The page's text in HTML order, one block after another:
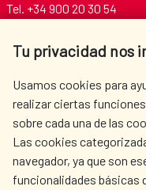
Tu privacidad nos
Usamos cookies para
realizar ciertas
sobre cada una de las
Las cookies
navegador, ya que son
funcionalidades básicas
Tel. +34 900 20 30 54​​​​​​​
AECID
SPANISH
ACTION
CULTURE AND